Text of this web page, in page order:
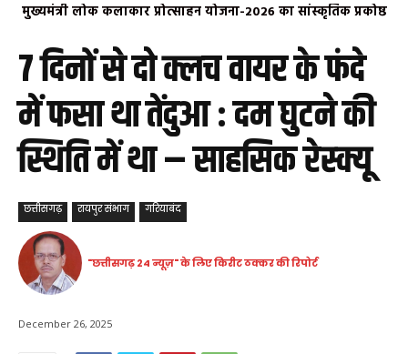
मुख्यमंत्री लोक कलाकार प्रोत्साहन योजना-2026 का सांस्कृतिक प्रकोष्ठ
7 दिनों से दो क्लच वायर के फंदे
में फसा था तेंदुआ : दम घुटने की
स्थिति में था – साहसिक रेस्क्यू
छत्तीसगढ़ रायपुर संभाग गरियाबंद
"छत्तीसगढ़ 24 न्यूज़" के लिए किरीट ठक्कर की रिपोर्ट
December 26, 2025